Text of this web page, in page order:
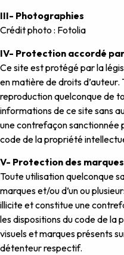
III- Photographies
Crédit photo : Fotolia
IV- Protection accordé
Ce site est protégé par la
en matière de droits
reproduction quelconque de
informations de ce site sans
une contrefaçon sanctionnée
code de la propriété
V- Protection des
Toute utilisation quelconque
marques et/ou d’un ou
illicite et constitue une
les dispositions du code de la
visuels et marques présents
détenteur respectif.